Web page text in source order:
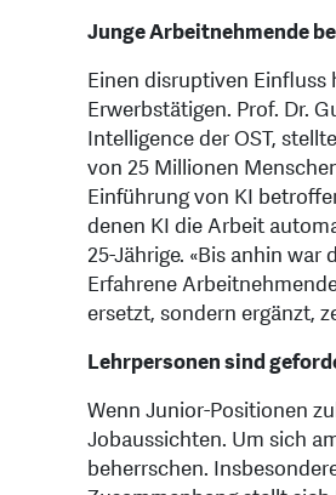
Junge Arbeitnehmende
Einen disruptiven
Erwerbstätigen. Prof. Dr.
Intelligence der OST,
von 25 Millionen
Einführung von KI
denen KI die Arbeit
25-Jährige. «Bis anhin
Erfahrene
ersetzt, sondern ergänzt,
Lehrpersonen sind
Wenn Junior-Positionen
Jobaussichten. Um sich
beherrschen.